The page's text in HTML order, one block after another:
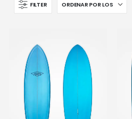
FILTER